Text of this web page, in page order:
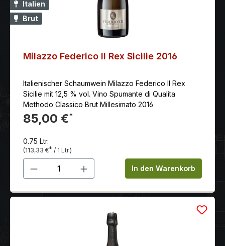
Italien
Brut
Milazzo Federico II Rex Sicilie 2016
Italienischer Schaumwein Milazzo Federico II Rex
Sicilie mit 12,5 % vol. Vino Spumante di Qualita
Methodo Classico Brut Millesimato 2016
85,00 €*
0.75 Ltr.
(113,33 €* / 1 Ltr.)
Produkt Anzahl: Gib denIn den Warenkorb